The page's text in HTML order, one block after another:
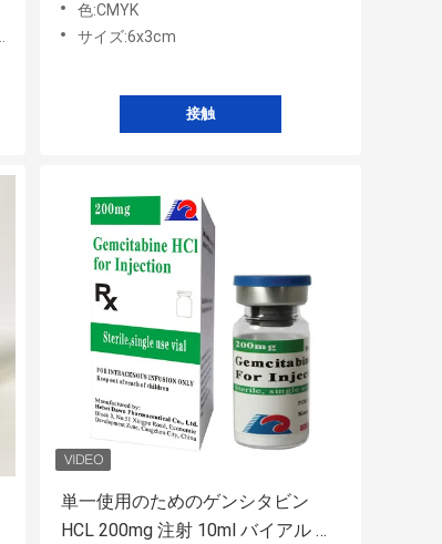
色:CMYK
サイズ:6x3cm
接触
単一使用のためのゲンシタビン
HCL 200mg 注射 10ml バイアル ラ